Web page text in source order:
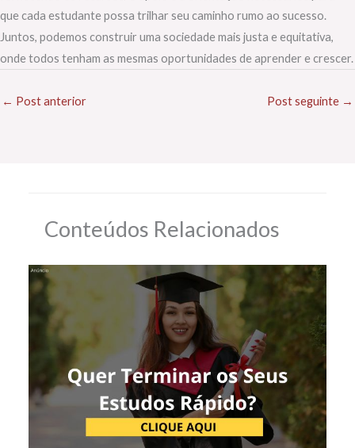
que cada estudante possa trilhar seu caminho rumo ao sucesso.
Juntos, podemos construir uma sociedade mais justa e equitativa,
onde todos tenham as mesmas oportunidades de aprender e crescer.
← Post anterior Post seguinte →
Conteúdos Relacionados